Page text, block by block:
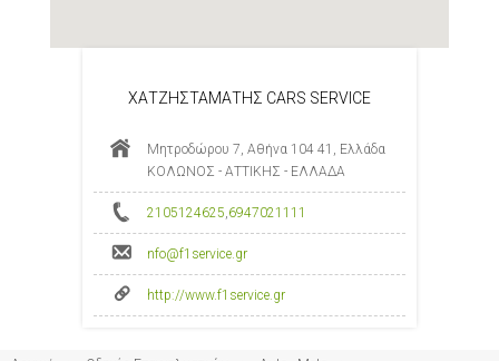
ΧΑΤΖΗΣΤΑΜΑΤΗΣ CARS SERVICE
Μητροδώρου 7, Αθήνα 104 41, Ελλάδα
ΚΟΛΩΝΟΣ - ΑΤΤΙΚΗΣ - ΕΛΛΑΔΑ
2105124625,6947021111
nfo@f1service.gr
http://www.f1service.gr